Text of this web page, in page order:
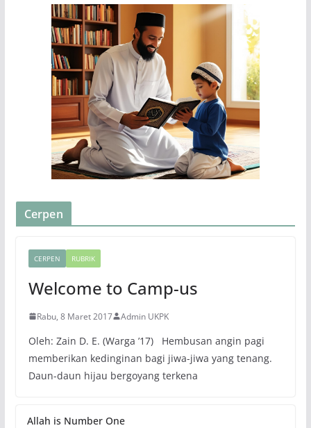
Cerpen
CERPEN RUBRIK
Welcome to Camp-us
Rabu, 8 Maret 2017 Admin UKPK
Oleh: Zain D. E. (Warga ’17) Hembusan angin pagi
memberikan kedinginan bagi jiwa-jiwa yang tenang.
Daun-daun hijau bergoyang terkena
Allah is Number One